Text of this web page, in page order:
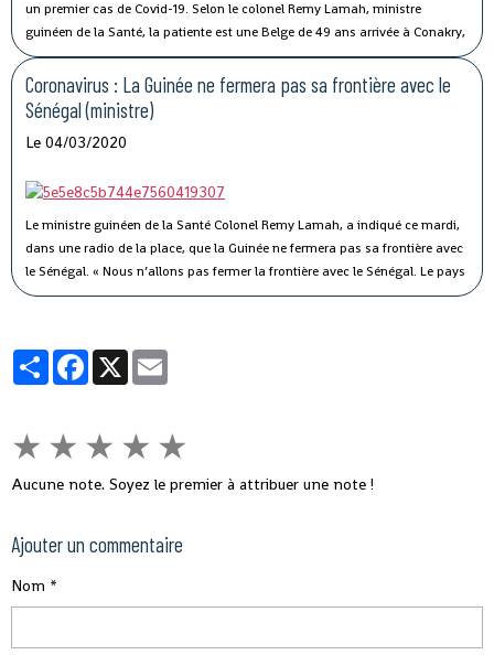
un premier cas de Covid-19. Selon le colonel Remy Lamah, ministre
guinéen de la Santé, la patiente est une Belge de 49 ans arrivée à Conakry,
il y a une semaine. « Elle a été conduite et isolée au Centre de traitement de
Nongo », a-t-il indiqué.
Coronavirus : La Guinée ne fermera pas sa frontière avec le
Sénégal (ministre)
Le 04/03/2020
Le ministre guinéen de la Santé Colonel Remy Lamah, a indiqué ce mardi,
dans une radio de la place, que la Guinée ne fermera pas sa frontière avec
le Sénégal. « Nous n’allons pas fermer la frontière avec le Sénégal. Le pays
est signataire du règlement sanitaire international. Ce n’est pas parce que
prises pour éviter ce virus en Guinée.
PartagerFacebook
X
★ ★ ★ ★ ★
Aucune note. Soyez le premier à attribuer une note !
Ajouter un commentaire
Nom